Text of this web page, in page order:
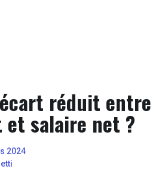
réduit entre
salaire net ?
2024